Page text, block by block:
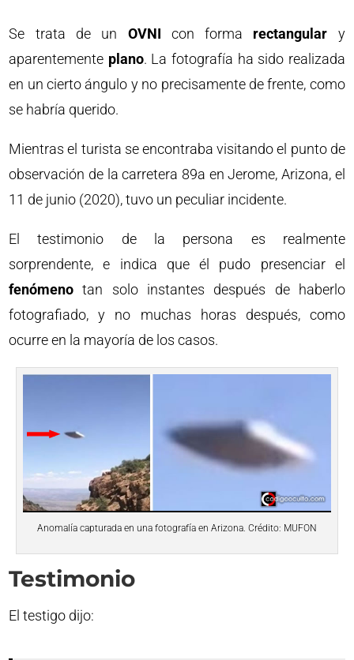
Se trata de un OVNI con forma rectangular y
aparentemente plano. La fotografía ha sido realizada
en un cierto ángulo y no precisamente de frente, como
se habría querido.
Mientras el turista se encontraba visitando el punto de
observación de la carretera 89a en Jerome, Arizona, el
11 de junio (2020), tuvo un peculiar incidente.
El testimonio de la persona es realmente
sorprendente, e indica que él pudo presenciar el
fenómeno tan solo instantes después de haberlo
fotografiado, y no muchas horas después, como
ocurre en la mayoría de los casos.
Anomalía capturada en una fotografía en Arizona. Crédito: MUFON
Testimonio
El testigo dijo: